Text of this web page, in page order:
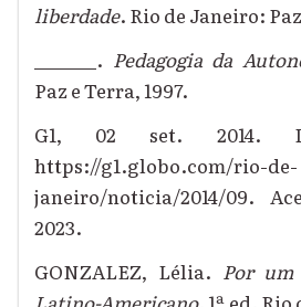
liberdade. Rio de Janeiro:
_______. Pedagogia da
Paz e Terra, 1997.
G1, 02 set. 2014.
https://g1.globo.com/rio-de-
janeiro/noticia/2014/09.
2023.
GONZALEZ, Lélia. Por